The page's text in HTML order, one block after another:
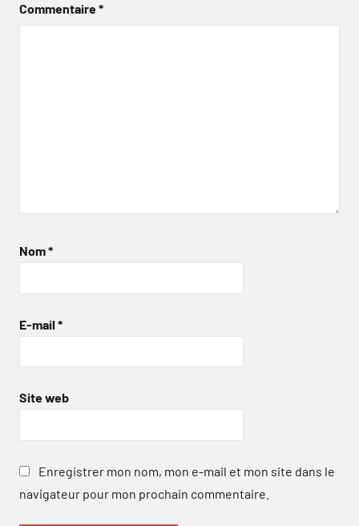
Commentaire*
Nom*
E-mail *
Site web
Enregistrer mon nom, mon e-mail et mon site dans le
navigateur pour mon prochain commentaire.